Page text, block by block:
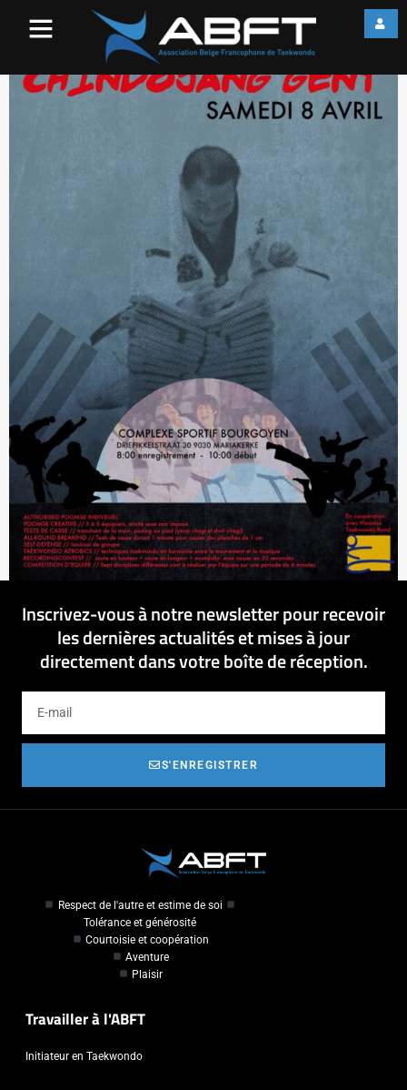
Inscrivez-vous à notre newsletter pour recevoir
les dernières actualités et mises à jour
directement dans votre boîte de réception.
S'ENREGISTRER
Respect de l'autre et estime de soi
Tolérance et générosité
Courtoisie et coopération
Aventure
Plaisir
Travailler à l'ABFT
Initiateur en Taekwondo